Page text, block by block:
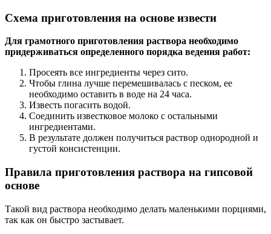
Схема приготовления на основе извести
Для грамотного приготовления раствора необходимо
придерживаться определенного порядка ведения работ:
Просеять все ингредиенты через сито.
Чтобы глина лучше перемешивалась с песком, ее
необходимо оставить в воде на 24 часа.
Известь погасить водой.
Соединить известковое молоко с остальными
ингредиентами.
В результате должен получиться раствор однородной и
густой консистенции.
Правила приготовления раствора на гипсовой
основе
Такой вид раствора необходимо делать маленькими порциями,
так как он быстро застывает.